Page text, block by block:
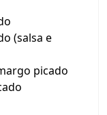
(salsa e
picado